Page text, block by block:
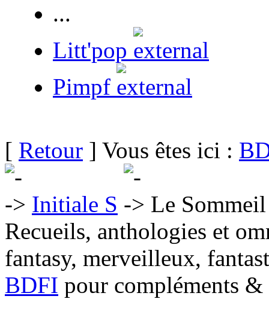
...
Litt'pop
Pimpf
[ Retour ] Vous êtes ici :
Initiale S
Le
Recueils, anthologies et
fantasy, merveilleux,
BDFI pour compléments